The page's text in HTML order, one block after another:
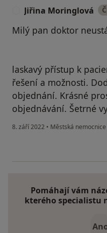
Jiřina Moringlová
Milý pan doktor
laskavý přístup k
řešení a možnosti.
objednání. Krásné
objednávání. Šetrné
8. září 2022 • Městská
Pomáhají vám
kterého specialistu